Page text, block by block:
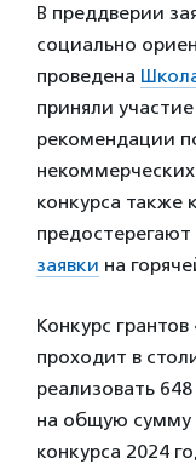
В преддверии
социально
проведена
приняли
рекомендации
конкурса также
заявки на
Конкурс
проходит в
реализовать
на общую сумму
конкурса 2024